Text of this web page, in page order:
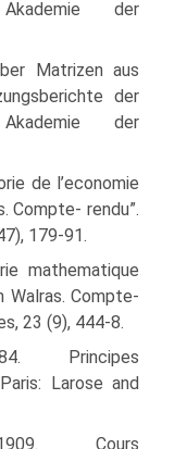
der
Matrizen aus
der
der
de l’economie
Compte- rendu”.
179-91.
mathematique
Walras. Compte-
23 (9), 444-8.
Principes
Larose and
Cours